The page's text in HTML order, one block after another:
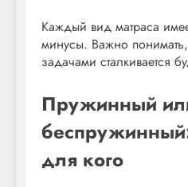
Каждый вид матраса
минусы. Важно
задачами сталкивается
Пружинный
для кого